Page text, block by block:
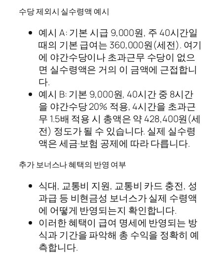
수당 제외시 실수령액 예시
예시 A: 기본 시급 9,000원, 주 40시간일
때의 기본 급여는 360,000원(세전). 여기
에 야간수당이나 초과근무 수당이 없으
면 실수령액은 거의 이 금액에 근접합니
다.
예시 B: 기본 9,000원, 40시간 중 8시간
을 야간수당 20% 적용, 4시간을 초과근
무 1.5배 적용 시 총액은 약 428,400원(세
전) 정도가 될 수 있습니다. 실제 실수령
액은 세금·보험 공제에 따라 다릅니다.
추가 보너스나 혜택의 반영 여부
식대, 교통비 지원, 교통비 카드 충전, 성
과급 등 비현금성 보너스가 실제 수령액
에 어떻게 반영되는지 확인합니다.
이러한 혜택이 급여 명세에 반영되는 방
식과 기간을 파악해 총 수익을 정확히 예
측합니다.